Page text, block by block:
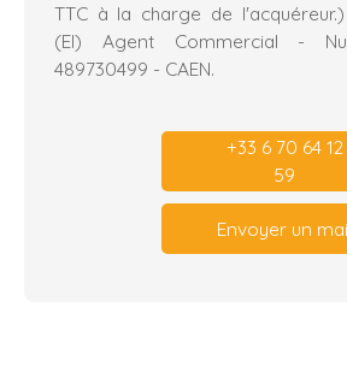
TTC à la charge de l'acquéreur.)
(EI) Agent Commercial -
489730499 - CAEN.
+33 6 70 64 12
59
Envoyer un